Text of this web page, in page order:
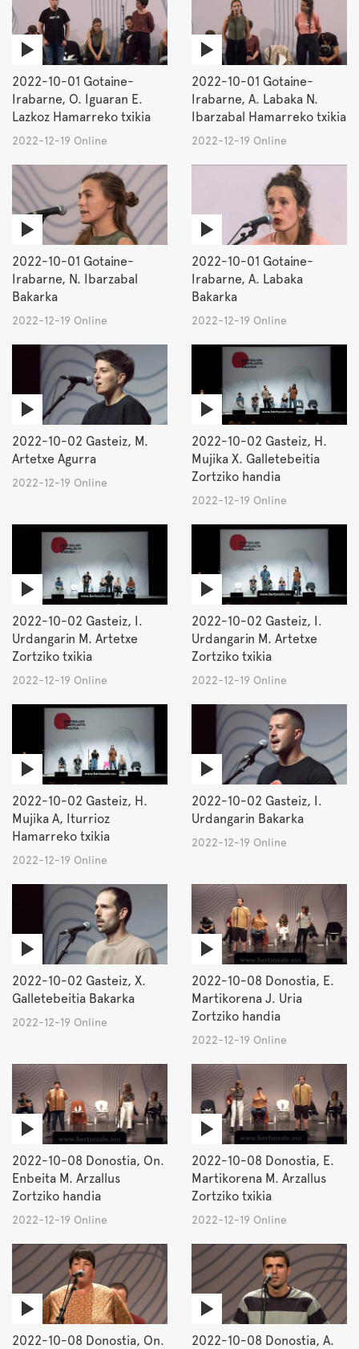
2022-10-01 Gotaine-
Irabarne, O. Iguaran E.
Lazkoz Hamarreko txikia
2022-12-19 Online
2022-10-01 Gotaine-
Irabarne, A. Labaka N.
Ibarzabal Hamarreko txikia
2022-12-19 Online
2022-10-01 Gotaine-
Irabarne, N. Ibarzabal
Bakarka
2022-12-19 Online
2022-10-01 Gotaine-
Irabarne, A. Labaka
Bakarka
2022-12-19 Online
2022-10-02 Gasteiz, M.
Artetxe Agurra
2022-12-19 Online
2022-10-02 Gasteiz, H.
Mujika X. Galletebeitia
Zortziko handia
2022-12-19 Online
2022-10-02 Gasteiz, I.
Urdangarin M. Artetxe
Zortziko txikia
2022-12-19 Online
2022-10-02 Gasteiz, I.
Urdangarin M. Artetxe
Zortziko txikia
2022-12-19 Online
2022-10-02 Gasteiz, H.
Mujika A, Iturrioz
Hamarreko txikia
2022-12-19 Online
2022-10-02 Gasteiz, I.
Urdangarin Bakarka
2022-12-19 Online
2022-10-02 Gasteiz, X.
Galletebeitia Bakarka
2022-12-19 Online
2022-10-08 Donostia, E.
Martikorena J. Uria
Zortziko handia
2022-12-19 Online
2022-10-08 Donostia, On.
Enbeita M. Arzallus
Zortziko handia
2022-12-19 Online
2022-10-08 Donostia, E.
Martikorena M. Arzallus
Zortziko txikia
2022-12-19 Online
2022-10-08 Donostia, On.
2022-10-08 Donostia, A.